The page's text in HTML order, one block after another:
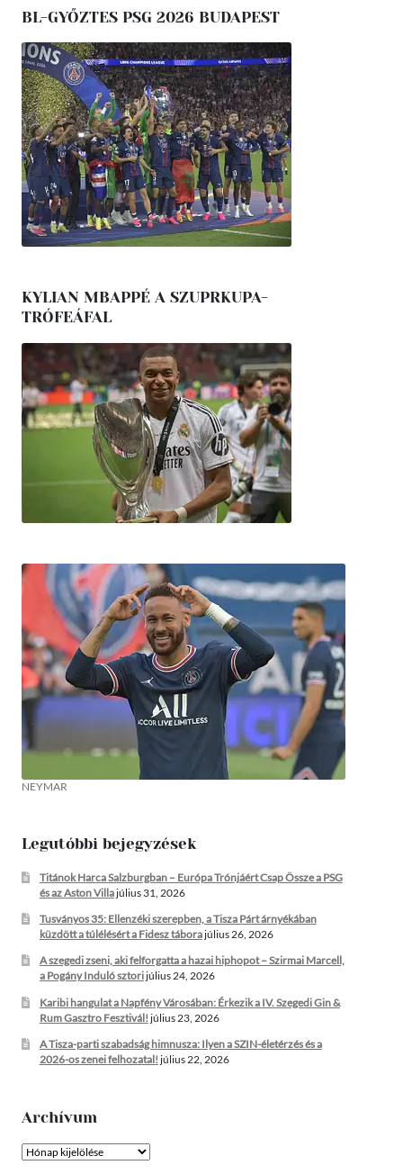
BL-GYŐZTES PSG 2026 BUDAPEST
KYLIAN MBAPPÉ A SZUPRKUPA-
TRÓFEÁFAL
NEYMAR
Legutóbbi bejegyzések
Titánok Harca Salzburgban – Európa Trónjáért Csap Össze a PSG
és az Aston Villajúlius 31, 2026
Tusványos 35: Ellenzéki szerepben, a Tisza Párt árnyékában
küzdött a túlélésért a Fidesz táborajúlius 26, 2026
A szegedi zseni, aki felforgatta a hazai hiphopot – Szirmai Marcell,
a Pogány Induló sztorijúlius 24, 2026
Karibi hangulat a Napfény Városában: Érkezik a IV. Szegedi Gin &
Rum Gasztro Fesztivál! július 23, 2026
A Tisza-parti szabadság himnusza: Ilyen a SZIN-életérzés és a
2026-os zenei felhozatal! július 22, 2026
Archívum
Archívum